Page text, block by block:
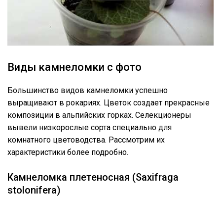
Виды камнеломки с фото
Большинство видов камнеломки успешно
выращивают в рокариях. Цветок создает прекрасные
композиции в альпийских горках. Селекционеры
вывели низкорослые сорта специально для
комнатного цветоводства. Рассмотрим их
характеристики более подробно.
Камнеломка плетеносная (Saxifraga
stolonifera)